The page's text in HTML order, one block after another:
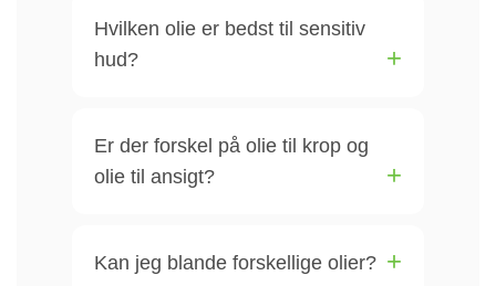
Hvilken olie er bedst til sensitiv
hud?
Er der forskel på olie til krop og
olie til ansigt?
Kan jeg blande forskellige olier?